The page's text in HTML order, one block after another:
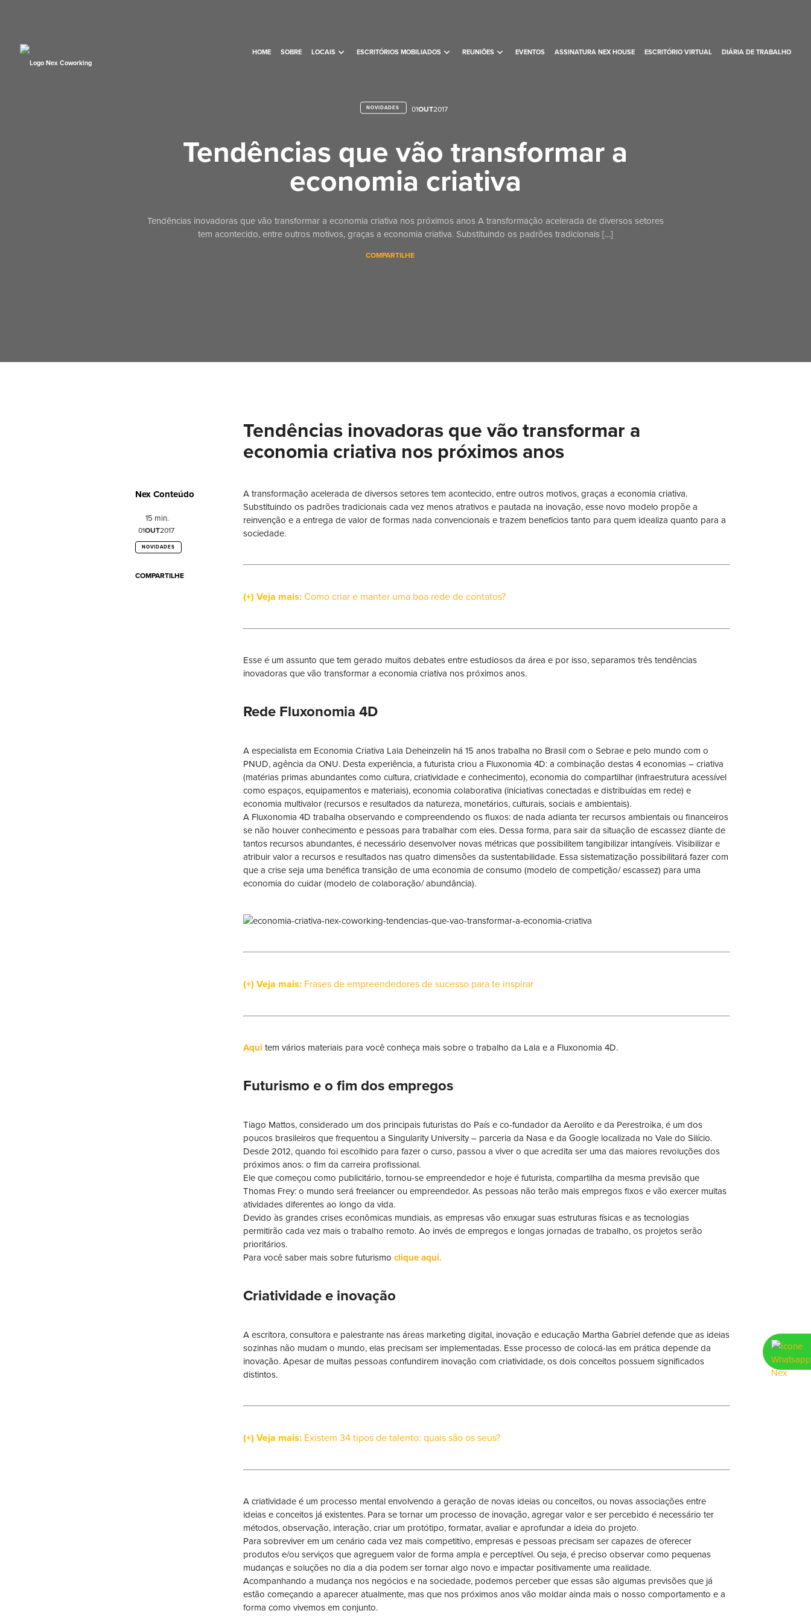
HOME SOBRE LOCAIS expand_more ESCRITÓRIOS MOBILIADOS expand_more REUNIÕES expand_more EVENTOS ASSINATURA NEX HOUSE ESCRITÓRIO VIRTUAL DIÁRIA DE TRABALHO
NOVIDADES 01OUT2017
Tendências que vão transformar a
economia criativa
Tendências inovadoras que vão transformar a economia criativa nos próximos anos A transformação acelerada de diversos setores
tem acontecido, entre outros motivos, graças a economia criativa. Substituindo os padrões tradicionais […]
COMPARTILHE
Tendências inovadoras que vão transformar a
economia criativa nos próximos anos
A transformação acelerada de diversos setores tem acontecido, entre outros motivos, graças a economia criativa.
Substituindo os padrões tradicionais cada vez menos atrativos e pautada na inovação, esse novo modelo propõe a
reinvenção e a entrega de valor de formas nada convencionais e trazem benefícios tanto para quem idealiza quanto para a
sociedade.
(+) Veja mais: Como criar e manter uma boa rede de contatos?
Esse é um assunto que tem gerado muitos debates entre estudiosos da área e por isso, separamos três tendências
inovadoras que vão transformar a economia criativa nos próximos anos.
Rede Fluxonomia 4D
A especialista em Economia Criativa Lala Deheinzelin há 15 anos trabalha no Brasil com o Sebrae e pelo mundo com o
PNUD, agência da ONU. Desta experiência, a futurista criou a Fluxonomia 4D: a combinação destas 4 economias – criativa
(matérias primas abundantes como cultura, criatividade e conhecimento), economia do compartilhar (infraestrutura acessível
como espaços, equipamentos e materiais), economia colaborativa (iniciativas conectadas e distribuídas em rede) e
economia multivalor (recursos e resultados da natureza, monetários, culturais, sociais e ambientais).
A Fluxonomia 4D trabalha observando e compreendendo os fluxos: de nada adianta ter recursos ambientais ou financeiros
se não houver conhecimento e pessoas para trabalhar com eles. Dessa forma, para sair da situação de escassez diante de
tantos recursos abundantes, é necessário desenvolver novas métricas que possibilitem tangibilizar intangíveis. Visibilizar e
atribuir valor a recursos e resultados nas quatro dimensões da sustentabilidade. Essa sistematização possibilitará fazer com
que a crise seja uma benéfica transição de uma economia de consumo (modelo de competição/ escassez) para uma
economia do cuidar (modelo de colaboração/ abundância).
(+) Veja mais: Frases de empreendedores de sucesso para te inspirar
Aqui tem vários materiais para você conheça mais sobre o trabalho da Lala e a Fluxonomia 4D.
Futurismo e o fim dos empregos
Tiago Mattos, considerado um dos principais futuristas do País e co-fundador da Aerolito e da Perestroika, é um dos
poucos brasileiros que frequentou a Singularity University – parceria da Nasa e da Google localizada no Vale do Silício.
Desde 2012, quando foi escolhido para fazer o curso, passou a viver o que acredita ser uma das maiores revoluções dos
próximos anos: o fim da carreira profissional.
Ele que começou como publicitário, tornou-se empreendedor e hoje é futurista, compartilha da mesma previsão que
Thomas Frey: o mundo será freelancer ou empreendedor. As pessoas não terão mais empregos fixos e vão exercer muitas
atividades diferentes ao longo da vida.
Devido às grandes crises econômicas mundiais, as empresas vão enxugar suas estruturas físicas e as tecnologias
permitirão cada vez mais o trabalho remoto. Ao invés de empregos e longas jornadas de trabalho, os projetos serão
prioritários.
Para você saber mais sobre futurismoclique aqui.
Criatividade e inovação
A escritora, consultora e palestrante nas áreas marketing digital, inovação e educação Martha Gabriel defende que as ideias
sozinhas não mudam o mundo, elas precisam ser implementadas. Esse processo de colocá-las em prática depende da
inovação. Apesar de muitas pessoas confundirem inovação com criatividade, os dois conceitos possuem significados
distintos.
(+) Veja mais: Existem 34 tipos de talento: quais são os seus?
A criatividade é um processo mental envolvendo a geração de novas ideias ou conceitos, ou novas associações entre
ideias e conceitos já existentes. Para se tornar um processo de inovação, agregar valor e ser percebido é necessário ter
métodos, observação, interação, criar um protótipo, formatar, avaliar e aprofundar a ideia do projeto.
Para sobreviver em um cenário cada vez mais competitivo, empresas e pessoas precisam ser capazes de oferecer
produtos e/ou serviços que agreguem valor de forma ampla e perceptível. Ou seja, é preciso observar como pequenas
mudanças e soluções no dia a dia podem ser tornar algo novo e impactar positivamente uma realidade.
Acompanhando a mudança nos negócios e na sociedade, podemos perceber que essas são algumas previsões que já
estão começando a aparecer atualmente, mas que nos próximos anos vão moldar ainda mais o nosso comportamento e a
forma como vivemos em conjunto.
Nex Conteúdo
15 min.
01OUT2017
NOVIDADES
COMPARTILHE